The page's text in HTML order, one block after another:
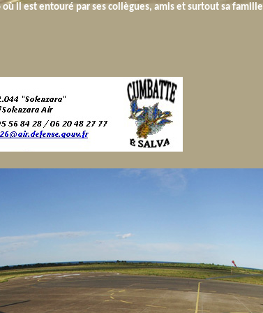
il est entouré par ses collègues, amis et surtout sa